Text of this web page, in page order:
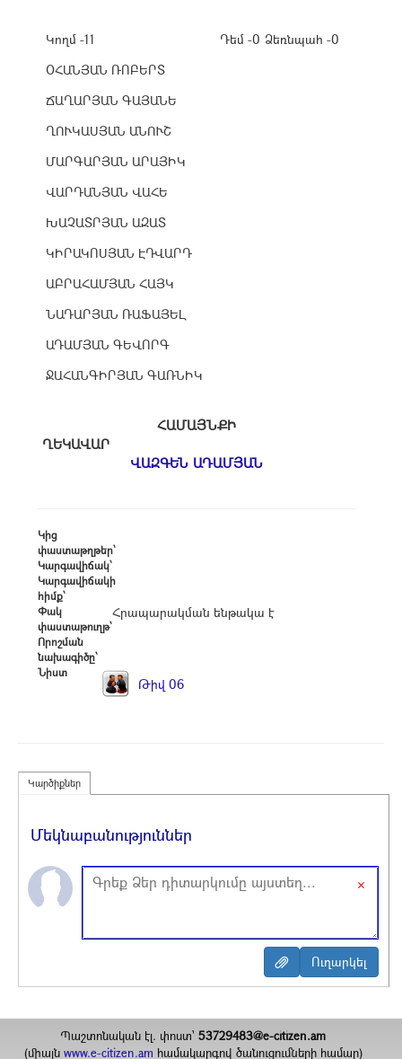
Կողմ -11
ՕՀԱՆՅԱՆ ՌՈԲԵՐՏ
ՃԱՂԱՐՅԱՆ ԳԱՅԱՆԵ
ՂՈՒԿԱՍՅԱՆ ԱՆՈՒՇ
ՄԱՐԳԱՐՅԱՆ ԱՐԱՅԻԿ
ՎԱՐԴԱՆՅԱՆ ՎԱՀԵ
ԽԱՉԱՏՐՅԱՆ ԱԶԱՏ
ԿԻՐԱԿՈՍՅԱՆ ԷԴՎԱՐԴ
ԱԲՐԱՀԱՄՅԱՆ ՀԱՅԿ
ՆԱԴԱՐՅԱՆ ՌԱՖԱՅԵԼ
ԱԴԱՄՅԱՆ ԳԵՎՈՐԳ
ՋԱՀԱՆԳԻՐՅԱՆ ԳԱՌՆԻԿ
Դեմ -0 Ձեռնպահ -0
ՀԱՄԱՅՆՔԻ
ՂԵԿԱՎԱՐ
ՎԱԶԳԵՆ ԱԴԱՄՅԱՆ
Կից
փաստաթղթեր՝
Կարգավիճակ՝
Կարգավիճակի
հիմք՝
Փակ
փաստաթուղթ՝
Հրապարակման ենթակա է
Որոշման
նախագիծը՝
Նիստ
Թիվ 06
Կարծիքներ
Մեկնաբանություններ
×
Պաշտոնական էլ. փոստ`53729483@e-citizen.am
(միայն www.e-citizen.am համակարգով ծանուցումների համար)